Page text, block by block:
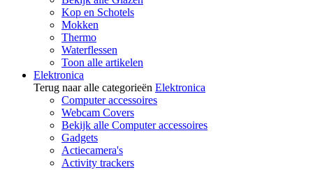
Kop en Schotels
Mokken
Thermo
Waterflessen
Toon alle artikelen
Elektronica
Terug naar alle categorieën Elektronica
Computer accessoires
Webcam Covers
Bekijk alle Computer accessoires
Gadgets
Actiecamera's
Activity trackers